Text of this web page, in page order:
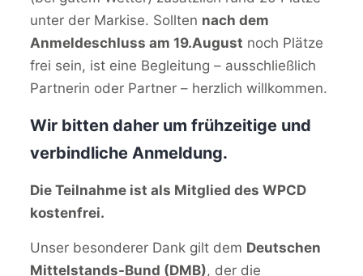
unter der Markise. Sollten nach dem
Anmeldeschluss am 19.August noch Plätze
frei sein, ist eine Begleitung – ausschließlich
Partnerin oder Partner – herzlich willkommen.
Wir bitten daher um frühzeitige und
verbindliche Anmeldung.
Die Teilnahme ist als Mitglied des WPCD
kostenfrei.
Unser besonderer Dank gilt dem Deutschen
Mittelstands-Bund (DMB), der die